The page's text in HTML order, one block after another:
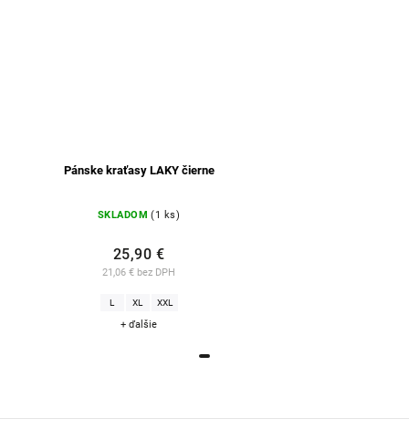
Pánske kraťasy LAKY čierne
SKLADOM (1 ks)
21,06 € bez DPH
25,90 €
L XL XXL
+ ďalšie